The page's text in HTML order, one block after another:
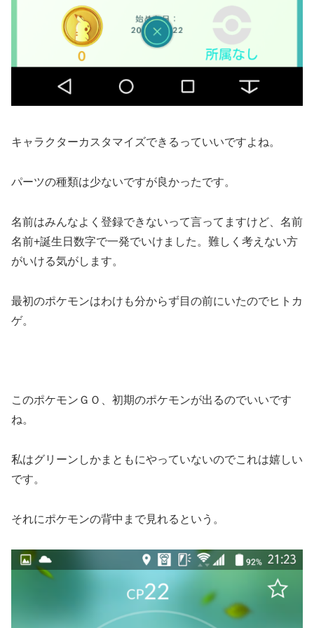
キャラクターカスタマイズできるっていいですよね。
パーツの種類は少ないですが良かったです。
名前はみんなよく登録できないって言ってますけど、名前
名前+誕生日数字で一発でいけました。難しく考えない方
がいける気がします。
最初のポケモンはわけも分からず目の前にいたのでヒトカ
ゲ。
このポケモンＧＯ、初期のポケモンが出るのでいいです
ね。
私はグリーンしかまともにやっていないのでこれは嬉しい
です。
それにポケモンの背中まで見れるという。